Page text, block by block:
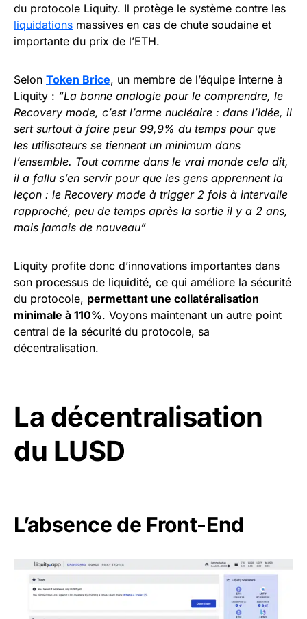
du protocole Liquity. Il protège le système contre les
liquidations massives en cas de chute soudaine et
importante du prix de l’ETH.
Selon Token Brice, un membre de l’équipe interne à
Liquity : “La bonne analogie pour le comprendre, le
Recovery mode, c’est l’arme nucléaire : dans l’idée, il
sert surtout à faire peur 99,9% du temps pour que
les utilisateurs se tiennent un minimum dans
l’ensemble. Tout comme dans le vrai monde cela dit,
il a fallu s’en servir pour que les gens apprennent la
leçon : le Recovery mode à trigger 2 fois à intervalle
rapproché, peu de temps après la sortie il y a 2 ans,
mais jamais de nouveau”
Liquity profite donc d’innovations importantes dans
son processus de liquidité, ce qui améliore la sécurité
du protocole, permettant une collatéralisation
minimale à 110%. Voyons maintenant un autre point
central de la sécurité du protocole, sa
décentralisation.
La décentralisation
du LUSD
L’absence de Front-End